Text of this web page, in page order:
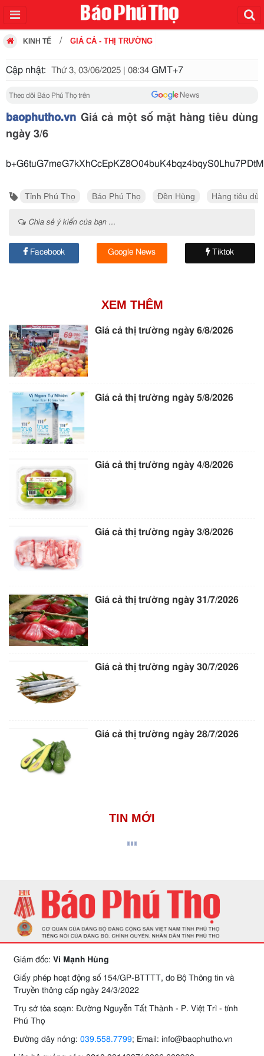
KINH TẾ GIÁ CẢ - THỊ TRƯỜNG
Cập nhật: Thứ 3, 03/06/2025 | 08:34 GMT+7
Theo dõi Báo Phú Thọ trên
baophutho.vn Giá cả một số mặt hàng tiêu dùng
ngày 3/6
Tỉnh Phú Thọ Báo Phú Thọ Đền Hùng Hàng tiêu
Chia sẻ ý kiến của bạn ...
Facebook Google News Tiktok
XEM THÊM
Giá cả thị trường ngày 6/8/2026
Giá cả thị trường ngày 5/8/2026
Giá cả thị trường ngày 4/8/2026
Giá cả thị trường ngày 3/8/2026
Giá cả thị trường ngày 31/7/2026
Giá cả thị trường ngày 30/7/2026
Giá cả thị trường ngày 28/7/2026
TIN MỚI
Giám đốc: Vi Mạnh Hùng
Giấy phép hoạt động số 154/GP-BTTTT, do Bộ Thông tin và
Truyền thông cấp ngày 24/3/2022
Trụ sở tòa soạn: Đường Nguyễn Tất Thành - P. Việt Trì - tỉnh
Phú Thọ
Đường dây nóng: 039.558.7799; Email: info@baophutho.vn